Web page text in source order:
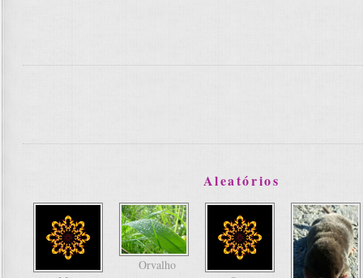
Aleatórios
Orvalho